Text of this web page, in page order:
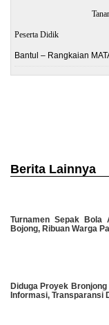
Peserta Didik
Bantul – Rangkaian
Berita Lainnya
Turnamen Sepak Bola
Bojong, Ribuan Warga
Diduga Proyek Bronjong
Informasi, Transparansi